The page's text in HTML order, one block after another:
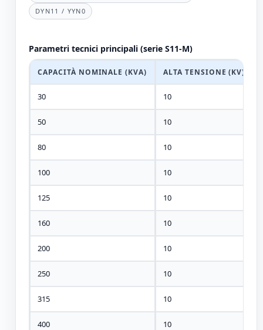
DYN11 / YYN0
Parametri tecnici principali (serie S11-M)
CAPACITÀ NOMINALE (KVA) ALTA TENSIONE (KV)
30 10
50 10
80 10
100 10
125 10
160 10
200 10
250 10
315 10
400 10